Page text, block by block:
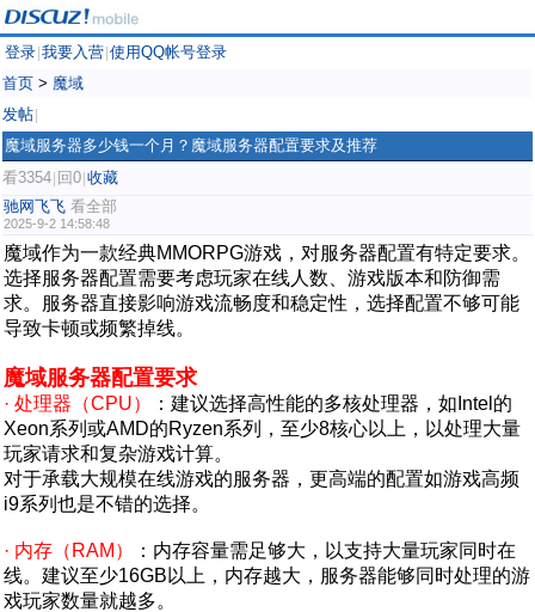
登录 我要入营 使用QQ帐号登录
首页 > 魔域
发帖
魔域服务器多少钱一个月？魔域服务器配置要求及推荐
看3354 回0 收藏
驰网飞飞 看全部
2025-9-2 14:58:48
魔域作为一款经典MMORPG游戏，对服务器配置有特定要求。
选择服务器配置需要考虑玩家在线人数、游戏版本和防御需
求。服务器直接影响游戏流畅度和稳定性，选择配置不够可能
导致卡顿或频繁掉线。
魔域服务器配置要求
· 处理器（CPU）
：建议选择高性能的多核处理器，如Intel的
Xeon系列或AMD的Ryzen系列，至少8核心以上，以处理大量
玩家请求和复杂游戏计算。
对于承载大规模在线游戏的服务器，更高端的配置如游戏高频
i9系列也是不错的选择。
· 内存（RAM）
：内存容量需足够大，以支持大量玩家同时在
线。建议至少16GB以上，内存越大，服务器能够同时处理的游
戏玩家数量就越多。